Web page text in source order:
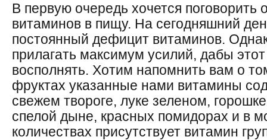
В первую очередь хочется поговорить
витаминов в пищу. На сегодняшний
постоянный дефицит витаминов.
прилагать максимум усилий, дабы
восполнять. Хотим напомнить вам о
фруктах указанные нами витамины
свежем твороге, луке зеленом,
спелой дыне, красных помидорах и в
количествах присутствует витамин